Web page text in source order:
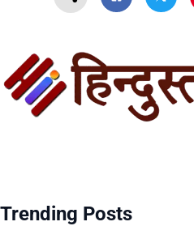
Trending Posts